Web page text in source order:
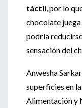
táctil, por lo
chocolate
podría
sensación del
Anwesha
superficies en
Alimentación y